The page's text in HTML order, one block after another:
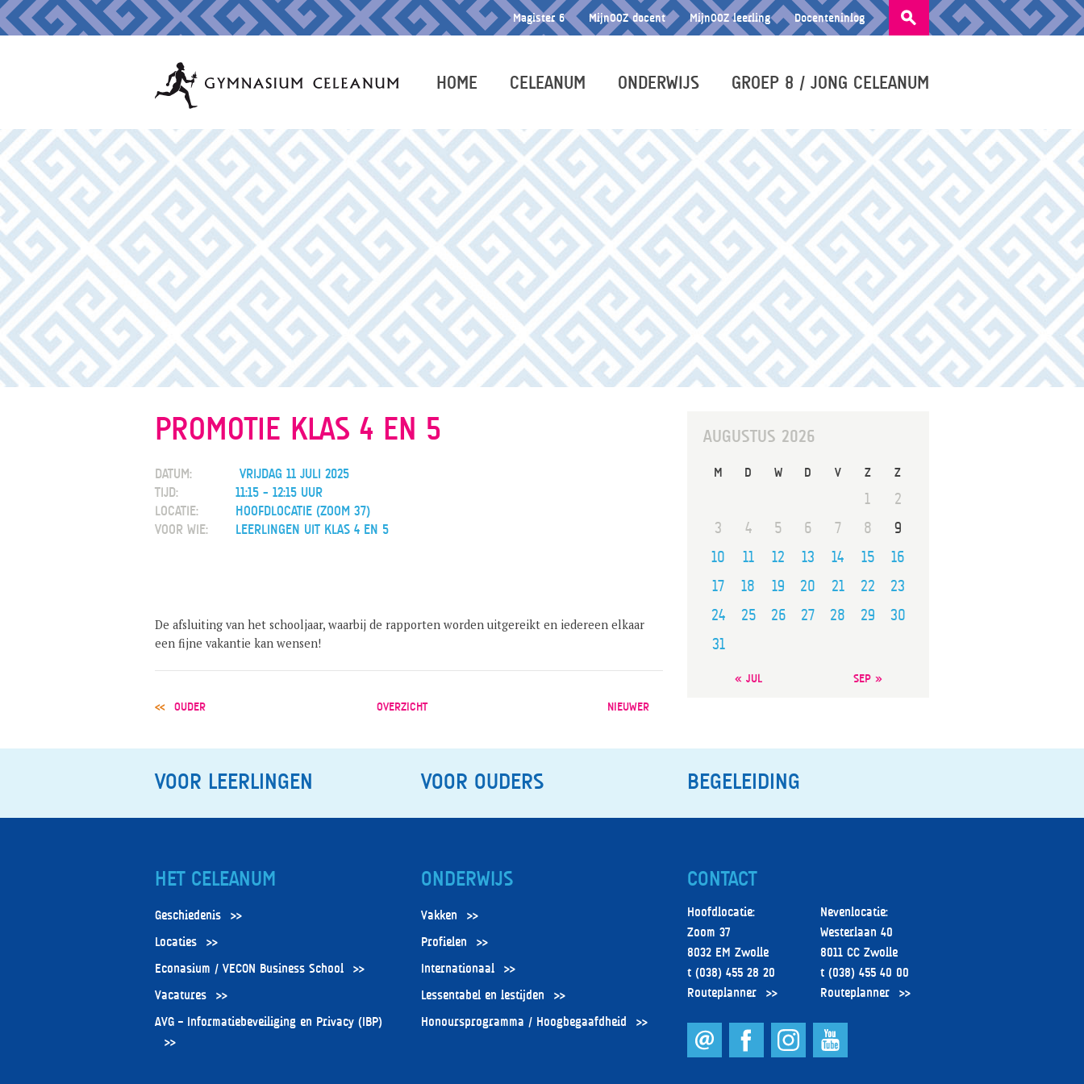
Zoeken
naar:
Magister 6 MijnOOZ docent MijnOOZ leerling Docenteninlog
HOME CELEANUM ONDERWIJS GROEP 8 / JONG CELEANUM
PROMOTIE KLAS 4 EN 5
DATUM:
VRIJDAG 11 JULI 2025
TIJD:
11:15 - 12:15 UUR
LOCATIE:
HOOFDLOCATIE (ZOOM 37)
VOOR WIE:
LEERLINGEN UIT KLAS 4 EN 5
De afsluiting van het schooljaar, waarbij de rapporten worden uitgereikt en iedereen elkaar
een fijne vakantie kan wensen!
POST
NAVIGATION
OUDER OVERZICHT NIEUWER
AUGUSTUS 2026
M D W D V Z Z
1
2
3
4 5 6 7 8
9
10
11 12 13 14 15
16
17
18 19 20 21 22
23
24
25 26 27 28 29
30
31
« JUL SEP »
VOOR LEERLINGEN VOOR OUDERS BEGELEIDING
HET CELEANUM
Geschiedenis
Locaties
Econasium / VECON Business School
Vacatures
AVG – Informatiebeveiliging en Privacy (IBP)
ONDERWIJS
Vakken
Profielen
Internationaal
Lessentabel en lestijden
Honoursprogramma / Hoogbegaafdheid
CONTACT
Hoofdlocatie:
Zoom 37
8032 EM Zwolle
t (038) 455 28 20
Routeplanner
Nevenlocatie:
Westerlaan 40
8011 CC Zwolle
t (038) 455 40 00
Routeplanner